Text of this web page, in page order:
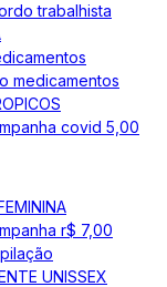
trabalhista
medicamentos
covid 5,00
r$ 7,00
UNISSEX